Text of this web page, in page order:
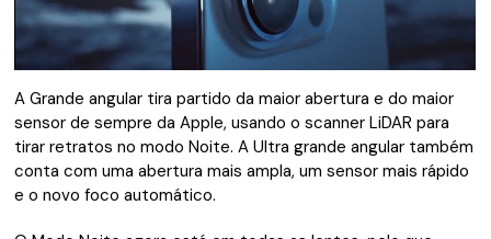
Vídeo
A Grande angular tira partido da maior abertura e do maior
sensor de sempre da Apple, usando o scanner LiDAR para
tirar retratos no modo Noite. A Ultra grande angular também
conta com uma abertura mais ampla, um sensor mais rápido
e o novo foco automático.